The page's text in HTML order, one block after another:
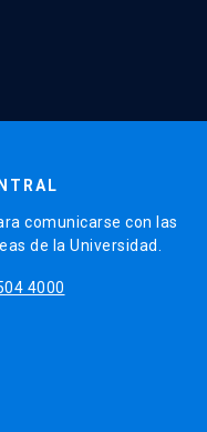
comunicarse con las
de la Universidad.
4000